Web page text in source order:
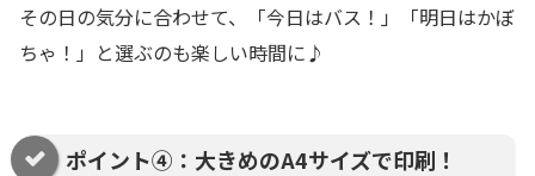
その日の気分に合わせて、「今日はバス！」「明日はかぼ
ちゃ！」と選ぶのも楽しい時間に♪
ポイント④：大きめのA4サイズで印刷！